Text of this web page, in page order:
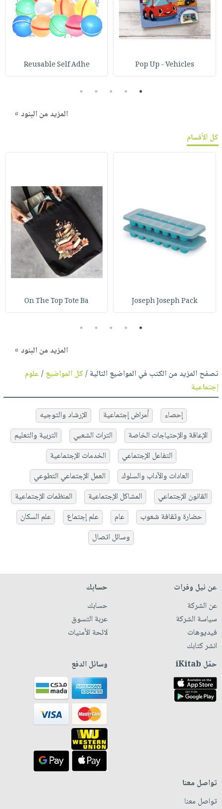
Pop Up - Vehicles
Reusable Self Adhe
1
2
3
4
5
المزيد من البنود »
كل الأقسام
Joseph Joseph Pack
On The Top Tote Ba
1
2
3
4
5
المزيد من البنود »
تصفح المزيد من الكتب في المواضيع التالية /كل المواضيع/علوم
إجتماعية
إحصاء أمراض إجتماعية
الإرشاد والتوجيه
الإعاقة والإحتياجات الخاصة
التراث الشعبي
التربية والتعليم
التفاعل الإجتماعي
الخدمات الإجتماعية
العادات والآداب والسلوك
العمل الإجتماعي التطوعي
القانون الإجتماعي
المشاكل الإجتماعية
المنظمات الإجتماعية
حضارة وثقافة شعوب
عام علم إجتماع
علم السكان
وسائل اتصال
عن نيل وفرات
عن الشركة
سياسة الشركة
فيديوهات
انشر كتابك
حسابك
حسابك
عربة التسوق
لائحة الأمنيات
حمّل iKitab وسائل الدفع
تواصل معنا
تواصل معنا